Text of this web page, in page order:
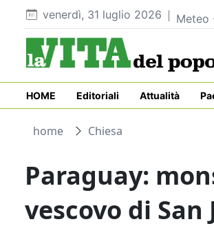
venerdì, 31 luglio 2026 Meteo
HOME Editoriali Attualità
home Chiesa
Paraguay:
vescovo di